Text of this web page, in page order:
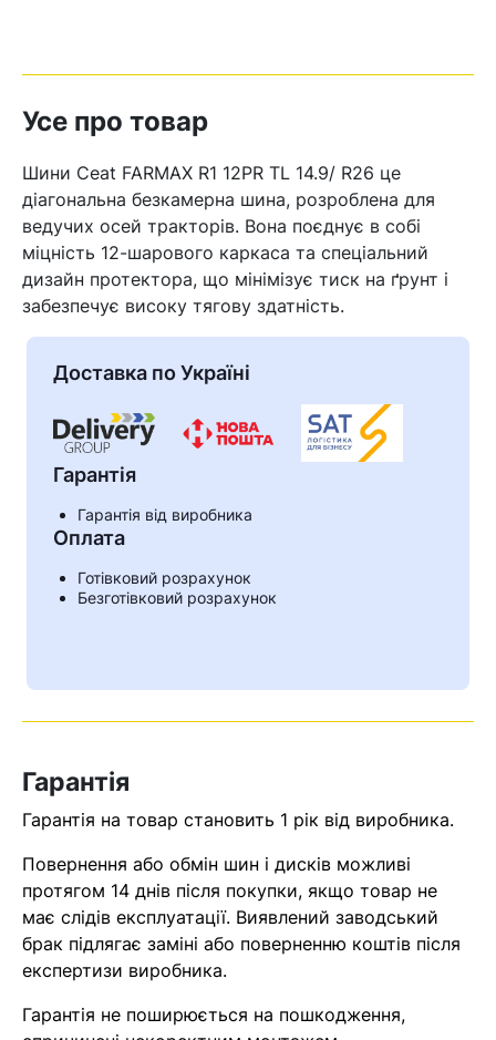
Кошик
У кошику немає товарів.
Ваш номер надіслано.
Усе про товар
Шини Ceat FARMAX R1 12PR TL 14.9/ R26 це
діагональна безкамерна шина, розроблена для
ведучих осей тракторів. Вона поєднує в собі
міцність 12-шарового каркаса та спеціальний
дизайн протектора, що мінімізує тиск на ґрунт і
забезпечує високу тягову здатність.
Доставка по Україні
Гарантія
Гарантія від виробника
Оплата
Готівковий розрахунок
Безготівковий розрахунок
Гарантія
Гарантія на товар становить 1 рік від виробника.
Повернення або обмін шин і дисків можливі
протягом 14 днів після покупки, якщо товар не
має слідів експлуатації. Виявлений заводський
брак підлягає заміні або поверненню коштів після
експертизи виробника.
Гарантія не поширюється на пошкодження,